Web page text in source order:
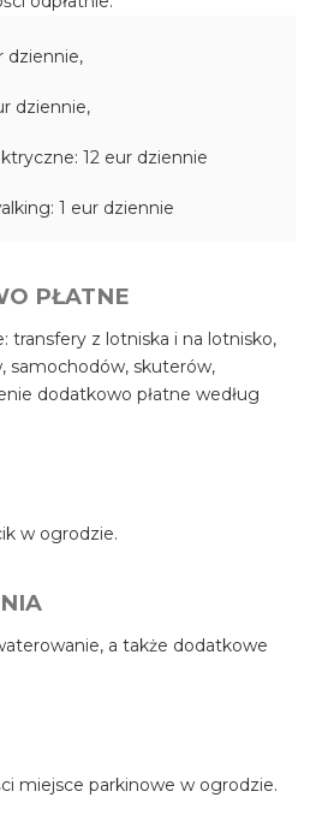
dziennie,
dziennie,
12 eur dziennie
1 eur dziennie
PŁATNE
transfery z lotniska i na lotnisko,
samochodów, skuterów,
dodatkowo płatne według
w ogrodzie.
a także dodatkowe
miejsce parkinowe w ogrodzie.